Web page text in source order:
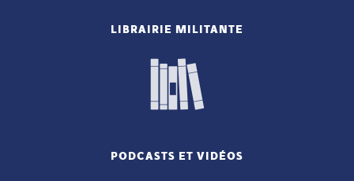
LIBRAIRIE MILITANTE
PODCASTS ET VIDÉOS